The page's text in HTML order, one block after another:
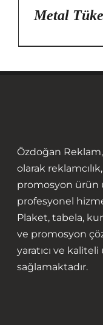
Metal
Özdoğan
olarak
promosyon ürün
profesyonel
Plaket, tabela,
ve promosyon
yaratıcı ve
sağlamaktadır.